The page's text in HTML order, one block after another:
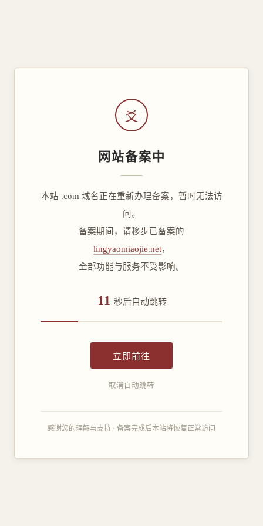
爻
网站备案中
本站 .com 域名正在重新办理备案，暂时无法访
问。
备案期间，请移步已备案的
lingyaomiaojie.net，
全部功能与服务不受影响。
11 秒后自动跳转
立即前往
取消自动跳转
感谢您的理解与支持 · 备案完成后本站将恢复正常访问